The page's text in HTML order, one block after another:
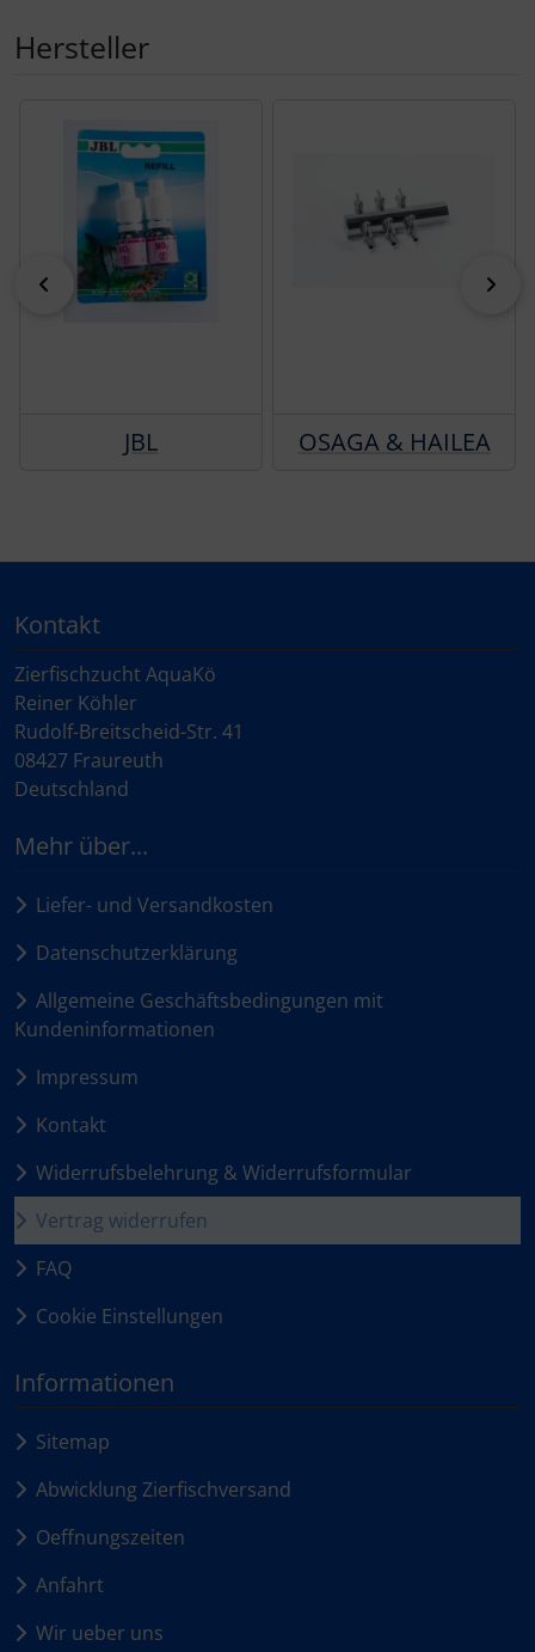
Hersteller
zurück
JBL OSAGA & HAILEA
Kontakt
Zierfischzucht AquaKö
Reiner Köhler
Rudolf-Breitscheid-Str. 41
08427 Fraureuth
Deutschland
Mehr über...
Liefer- und Versandkosten
Datenschutzerklärung
Allgemeine Geschäftsbedingungen mit
Kundeninformationen
Impressum
Kontakt
Widerrufsbelehrung & Widerrufsformular
Vertrag widerrufen
FAQ
Cookie Einstellungen
Informationen
Sitemap
Abwicklung Zierfischversand
Oeffnungszeiten
Anfahrt
Wir ueber uns